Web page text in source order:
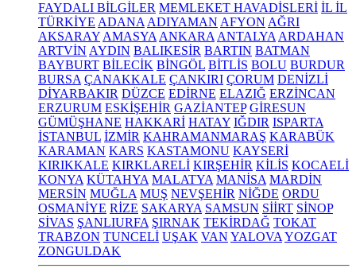
FAYDALI BİLGİLER MEMLEKET HAVADİSLERİ İL İL
TÜRKİYE ADANA ADIYAMAN AFYON AĞRI
AKSARAY AMASYA ANKARA ANTALYA ARDAHAN
ARTVİN AYDIN BALIKESİR BARTIN BATMAN
BAYBURT BİLECİK BİNGÖL BİTLİS BOLU BURDUR
BURSA ÇANAKKALE ÇANKIRI ÇORUM DENİZLİ
DİYARBAKIR DÜZCE EDİRNE ELAZIĞ ERZİNCAN
ERZURUM ESKİŞEHİR GAZİANTEP GİRESUN
GÜMÜŞHANE HAKKARİ HATAY IĞDIR ISPARTA
İSTANBUL İZMİR KAHRAMANMARAŞ KARABÜK
KARAMAN KARS KASTAMONU KAYSERİ
KIRIKKALE KIRKLARELİ KIRŞEHİR KİLİS KOCAELİ
KONYA KÜTAHYA MALATYA MANİSA MARDİN
MERSİN MUĞLA MUŞ NEVŞEHİR NİĞDE ORDU
OSMANİYE RİZE SAKARYA SAMSUN SİİRT SİNOP
SİVAS ŞANLIURFA ŞIRNAK TEKİRDAĞ TOKAT
TRABZON TUNCELİ UŞAK VAN YALOVA YOZGAT
ZONGULDAK